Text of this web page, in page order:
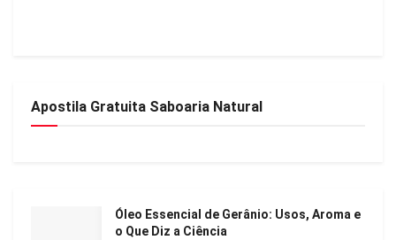
Apostila Gratuita Saboaria Natural
Óleo Essencial de Gerânio: Usos, Aroma e
o Que Diz a Ciência